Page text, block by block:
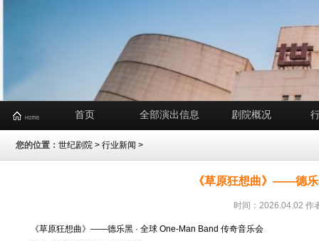
首页 全部演出信息 剧院概况
您的位置： 世纪剧院 > 行业新闻 >
《草原狂想曲》——德
时间：2026.04.02 作
《草原狂想曲》——德乐黑 · 全球 One-Man Band 传奇音乐会